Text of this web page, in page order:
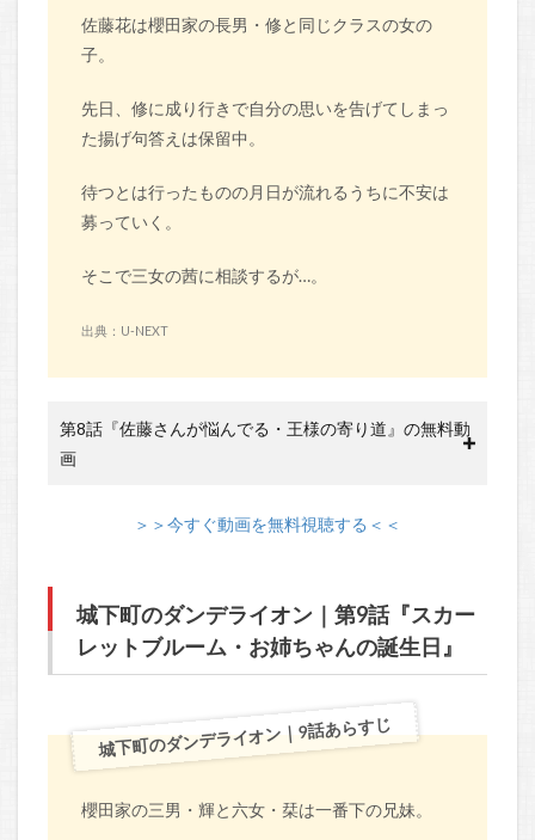
佐藤花は櫻田家の長男・修と同じクラスの女の
子。
先日、修に成り行きで自分の思いを告げてしまっ
た揚げ句答えは保留中。
待つとは行ったものの月日が流れるうちに不安は
募っていく。
そこで三女の茜に相談するが…。
出典：U-NEXT
第8話『佐藤さんが悩んでる・王様の寄り道』の無料動
画
＞＞今すぐ動画を無料視聴する＜＜
城下町のダンデライオン｜第9話『スカー
レットブルーム・お姉ちゃんの誕生日』
城下町のダンデライオン｜9話あらすじ
櫻田家の三男・輝と六女・栞は一番下の兄妹。